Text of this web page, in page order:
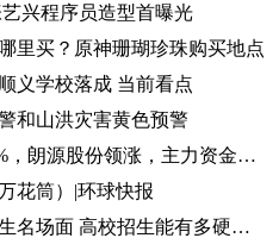
兴程序员造型首曝光
里买？原神珊瑚珍珠购买地点
义学校落成 当前看点
和山洪灾害黄色预警
苹果期货板块7月4日涨0.26%，朗源股份领涨，主力资金净流出1357.79万元 世界速看
花筒）|环球快报
世界视讯！盘点校友硬核招生名场面 高校招生能有多硬核 基本情况讲解